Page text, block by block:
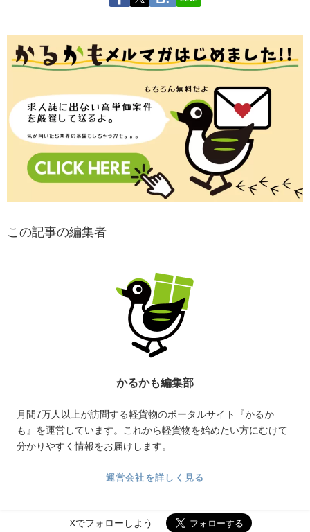
この記事の編集者
かるかも編集部
月間7万人以上が訪問する軽貨物のポータルサイト『かるか
も』を運営しています。これから軽貨物を始めたい方にむけて
分かりやすく情報をお届けします。
運営会社を詳しく見る
Xでフォローしよう